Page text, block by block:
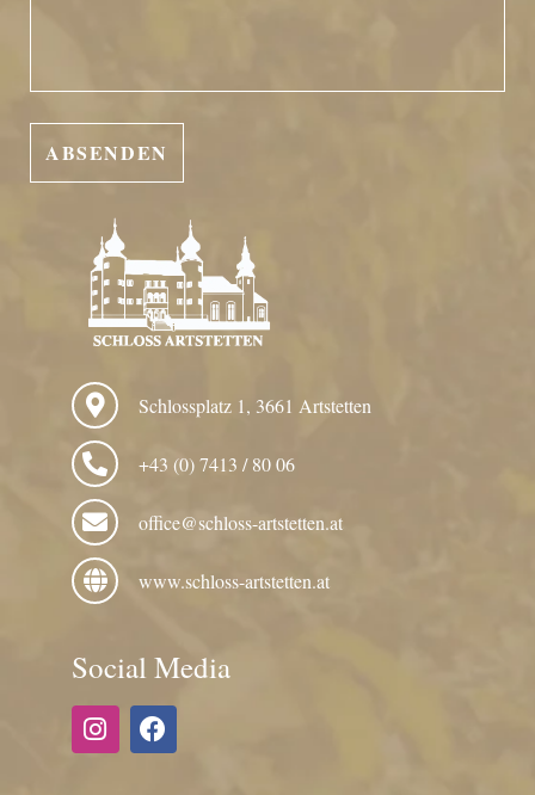
Schlossplatz 1, 3661 Artstetten
+43 (0) 7413 / 80 06
office@schloss-artstetten.at
www.schloss-artstetten.at
Social Media